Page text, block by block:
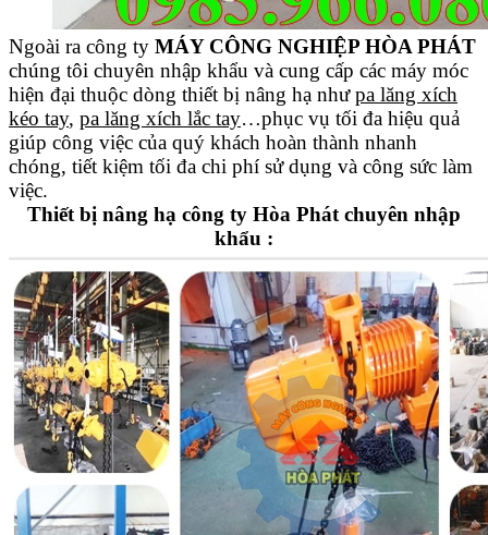
Ngoài ra công ty MÁY CÔNG NGHIỆP HÒA PHÁT
chúng tôi chuyên nhập khẩu và cung cấp các máy móc
hiện đại thuộc dòng thiết bị nâng hạ nhưpa lăng xích
kéo tay, pa lăng xích lắc tay…phục vụ tối đa hiệu quả
giúp công việc của quý khách hoàn thành nhanh
chóng, tiết kiệm tối đa chi phí sử dụng và công sức làm
việc.
Thiết bị nâng hạ công ty Hòa Phát chuyên nhập
khẩu :